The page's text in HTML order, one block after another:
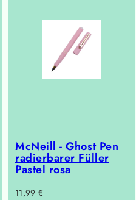
McNeill - Ghost Pen
radierbarer Füller
Pastel rosa
Regulärer
11,99 €